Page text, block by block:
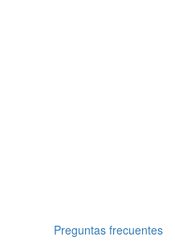
Preguntas frecuentes